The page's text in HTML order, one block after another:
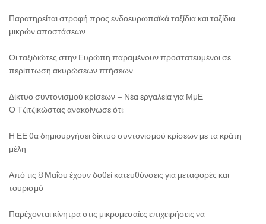
Παρατηρείται στροφή προς ενδοευρωπαϊκά ταξίδια και ταξίδια
μικρών αποστάσεων
Οι ταξιδιώτες στην Ευρώπη παραμένουν προστατευμένοι σε
περίπτωση ακυρώσεων πτήσεων
Δίκτυο συντονισμού κρίσεων – Νέα εργαλεία για ΜμΕ
Ο Τζιτζικώστας ανακοίνωσε ότι:
Η ΕΕ θα δημιουργήσει δίκτυο συντονισμού κρίσεων με τα κράτη
μέλη
Από τις 8 Μαΐου έχουν δοθεί κατευθύνσεις για μεταφορές και
τουρισμό
Παρέχονται κίνητρα στις μικρομεσαίες επιχειρήσεις να